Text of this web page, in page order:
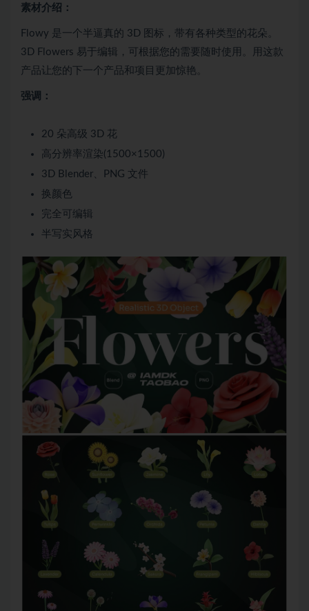
素材介绍：
Flowy 是一个半逼真的 3D 图标，带有各种类型的花朵。
3D Flowers 易于编辑，可根据您的需要随时使用。用这款
产品让您的下一个产品和项目更加惊艳。
强调：
20 朵高级 3D 花
高分辨率渲染(1500×1500)
3D Blender、PNG 文件
换颜色
完全可编辑
半写实风格